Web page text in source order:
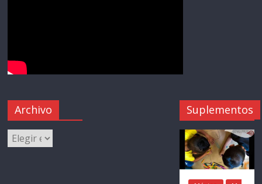
Archivo Suplementos